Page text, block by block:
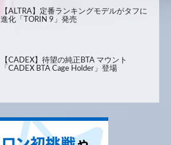
【ALTRA】定番ランキングモデルがタフに
進化「TORIN 9」発売
【CADEX】待望の純正BTA マウント
「CADEX BTA Cage Holder」登場